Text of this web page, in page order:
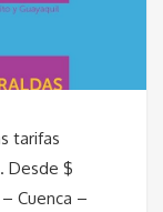
tarifas
Desde $
Cuenca –